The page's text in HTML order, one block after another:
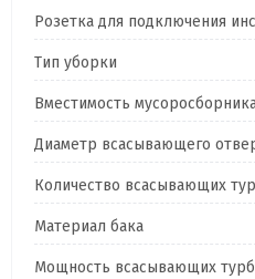
Розетка для подключения
Тип уборки
Вместимость
Диаметр всасывающего
Количество всасывающих
Материал бака
Мощность всасывающих